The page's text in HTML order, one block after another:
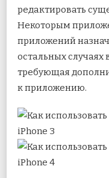
редактировать
Некоторым
приложений
остальных случаях
требующая
к приложению.